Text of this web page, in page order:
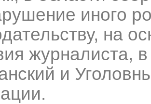
иного
на
журналиста,
и